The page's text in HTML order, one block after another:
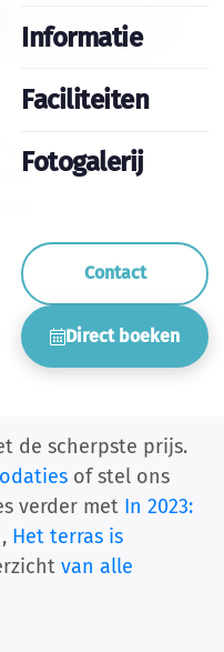
Informatie
Faciliteiten
Fotogalerij
Contact
Direct boeken
Zoover
maar met de
is het nu echt!
de scherpste prijs.
of stel ons
verder met In 2023:
, Het terras is
van alle